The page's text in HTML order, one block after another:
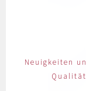
Neuigkeiten